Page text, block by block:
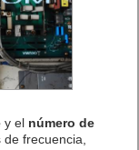
y el número de
de frecuencia,